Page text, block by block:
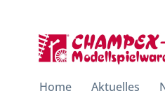
Home Aktuelles